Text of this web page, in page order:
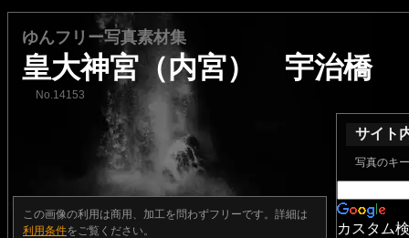
ゆんフリー写真素材集
皇大神宮（内宮） 宇治橋
No.14153
この画像の利用は商用、加工を問わずフリーです。詳細は
利用条件をご覧ください。
サイト
写真のキ
カスタム